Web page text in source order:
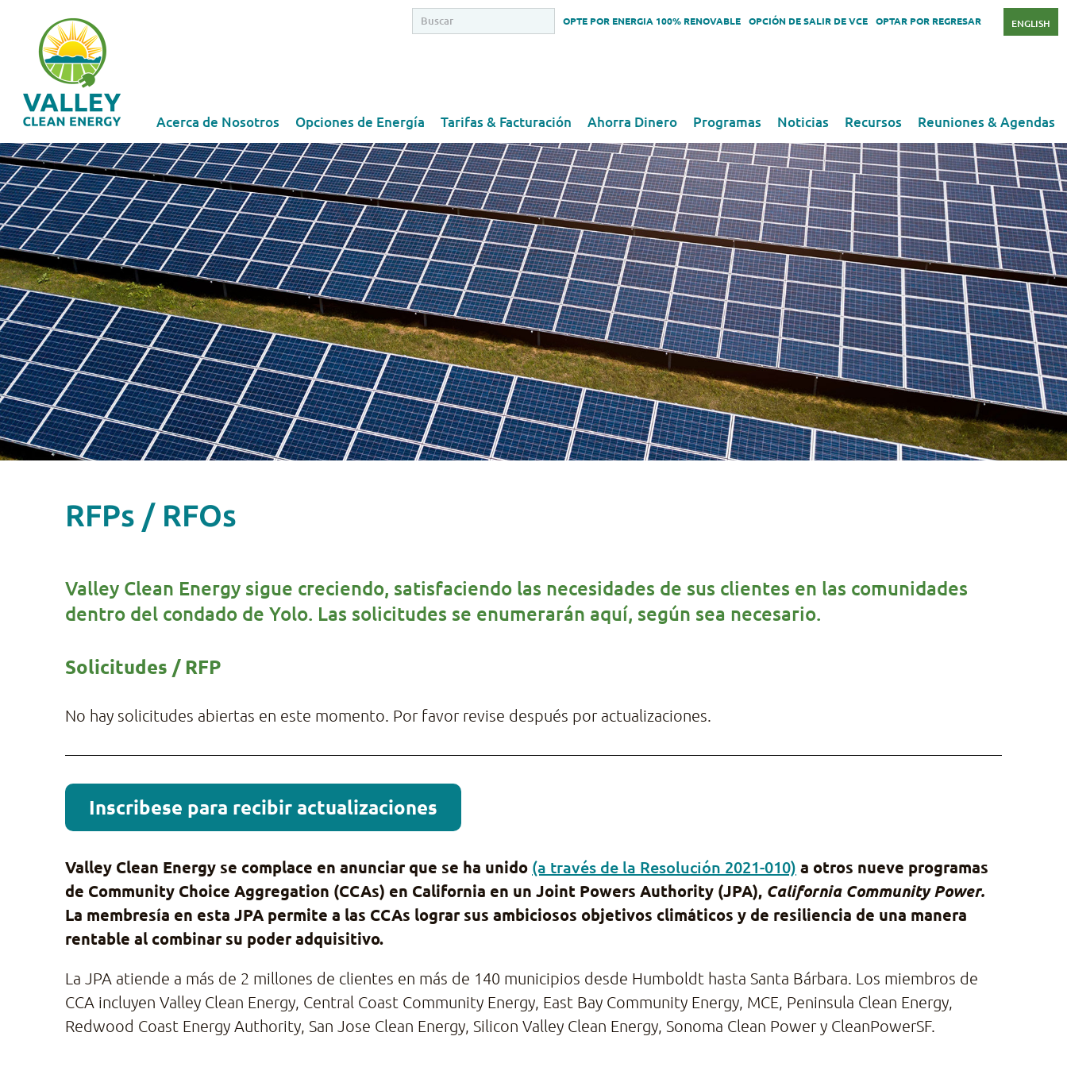
OPTE POR ENERGIA 100% RENOVABLE OPCIÓN DE SALIR DE VCE OPTAR POR REGRESAR ENGLISH
Acerca de Nosotros Opciones de Energía Tarifas & Facturación Ahorra Dinero Programas Noticias Recursos Reuniones & Agendas
RFPs / RFOs
Valley Clean Energy sigue creciendo, satisfaciendo las necesidades de sus clientes en las comunidades
dentro del condado de Yolo. Las solicitudes se enumerarán aquí, según sea necesario.
Solicitudes / RFP
No hay solicitudes abiertas en este momento. Por favor revise después por actualizaciones.
Inscribese para recibir actualizaciones
Valley Clean Energy se complace en anunciar que se ha unido (a través de la Resolución 2021-010) a otros nueve programas
de Community Choice Aggregation (CCAs) en California en un Joint Powers Authority (JPA), California Community Power.
La membresía en esta JPA permite a las CCAs lograr sus ambiciosos objetivos climáticos y de resiliencia de una manera
rentable al combinar su poder adquisitivo.
La JPA atiende a más de 2 millones de clientes en más de 140 municipios desde Humboldt hasta Santa Bárbara. Los miembros de
CCA incluyen Valley Clean Energy, Central Coast Community Energy, East Bay Community Energy, MCE, Peninsula Clean Energy,
Redwood Coast Energy Authority, San Jose Clean Energy, Silicon Valley Clean Energy, Sonoma Clean Power y CleanPowerSF.